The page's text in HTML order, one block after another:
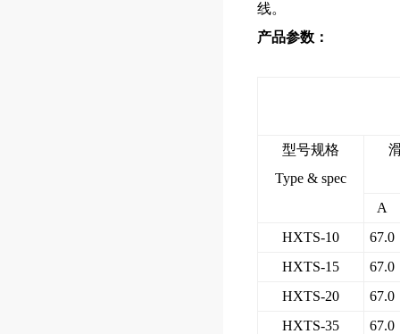
线。
产品参数：
型号规格
Type & spec
A
HXTS-10
67.0
HXTS-15
67.0
HXTS-20
67.0
HXTS-35
67.0